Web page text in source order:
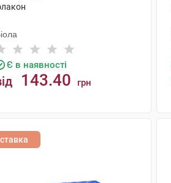
Є в наявності
143.40 грн